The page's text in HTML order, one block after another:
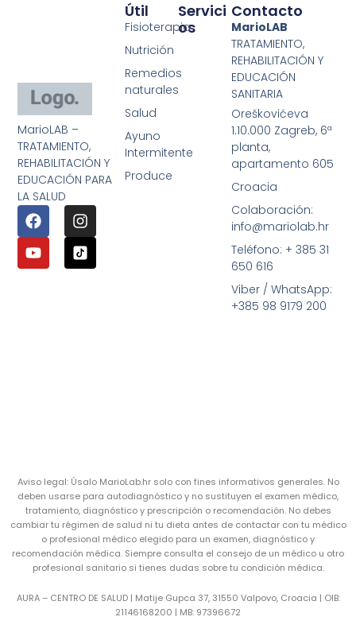
MarioLAB –
TRATAMIENTO,
REHABILITACIÓN Y
EDUCACIÓN PARA
LA SALUD
Servici
Os
Útil
Fisioterapia
Nutrición
Remedios
naturales
Salud
Ayuno
Intermitente
Produce
Contacto
MarioLAB
TRATAMIENTO,
REHABILITACIÓN Y
EDUCACIÓN
SANITARIA
Oreškovićeva
1.10.000 Zagreb, 6ª
planta,
apartamento 605
Croacia
Colaboración:
info@mariolab.hr
Teléfono: + 385 31
650 616
Viber / WhatsApp:
+385 98 9179 200
Aviso legal: Úsalo MarioLab.hr solo con fines informativos generales. No
deben usarse para autodiagnóstico y no sustituyen el examen médico,
tratamiento, diagnóstico y prescripción o recomendación. No debes
cambiar tu régimen de salud ni tu dieta antes de contactar con tu médico
o profesional médico elegido para un examen, diagnóstico y
recomendación médica. Siempre consulta el consejo de un médico u otro
profesional sanitario si tienes dudas sobre tu condición médica.
AURA – CENTRO DE SALUD | Matije Gupca 37, 31550 Valpovo, Croacia | OIB:
21146168200 | MB: 97396672